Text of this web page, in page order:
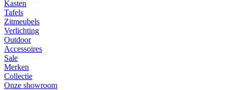
Kasten
Tafels
Zitmeubels
Verlichting
Outdoor
Accessoires
Sale
Merken
Collectie
Onze showroom